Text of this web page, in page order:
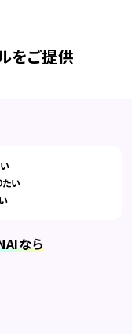
をご提供
い
なら